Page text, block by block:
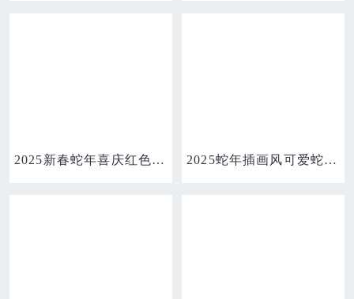
2025新春蛇年喜庆红色引路牌免抠元素 2025蛇年插画风可爱蛇免抠元素